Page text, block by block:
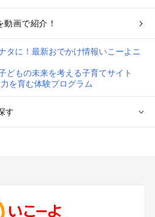
画で紹介！
す
け